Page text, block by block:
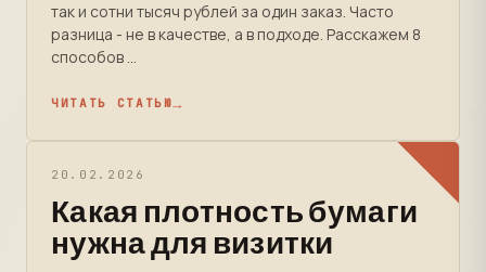
так и сотни тысяч рублей за один заказ. Часто
разница - не в качестве, а в подходе. Расскажем 8
способов ...
ЧИТАТЬ СТАТЬЮ
20.02.2026
Какая плотность бумаги
нужна для визитки